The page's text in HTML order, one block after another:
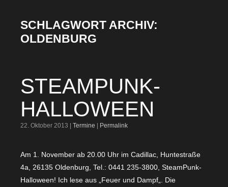
SCHLAGWORT ARCHIV:
OLDENBURG
STEAMPUNK-
HALLOWEEN
22. Oktober 2013 | Termine Permalink
Am 1. November ab 20.00 Uhr im Cadillac, Huntestraße
4a, 26135 Oldenburg, Tel.: 0441 235-3800, SteamPunk-
Halloween! Ich lese aus „Feuer und Dampf„. Die